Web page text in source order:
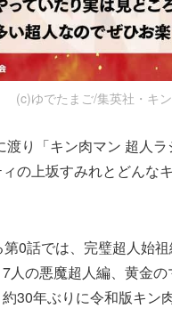
(c)ゆでたまご/集英社・キ
渡り「キン肉マン 超人
の上坂すみれとどんな
0話では、完璧超人始
人の悪魔超人編、黄金
30年ぶりに令和版キン